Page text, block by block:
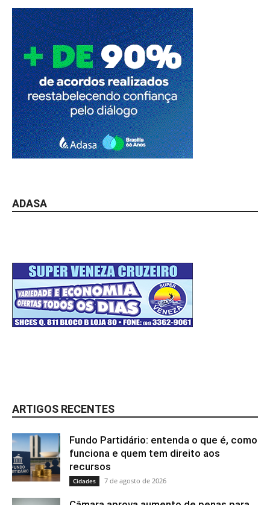
ADASA
ARTIGOS RECENTES
Fundo Partidário: entenda o que é, como
funciona e quem tem direito aos
recursos
Cidades 7 de agosto de 2026